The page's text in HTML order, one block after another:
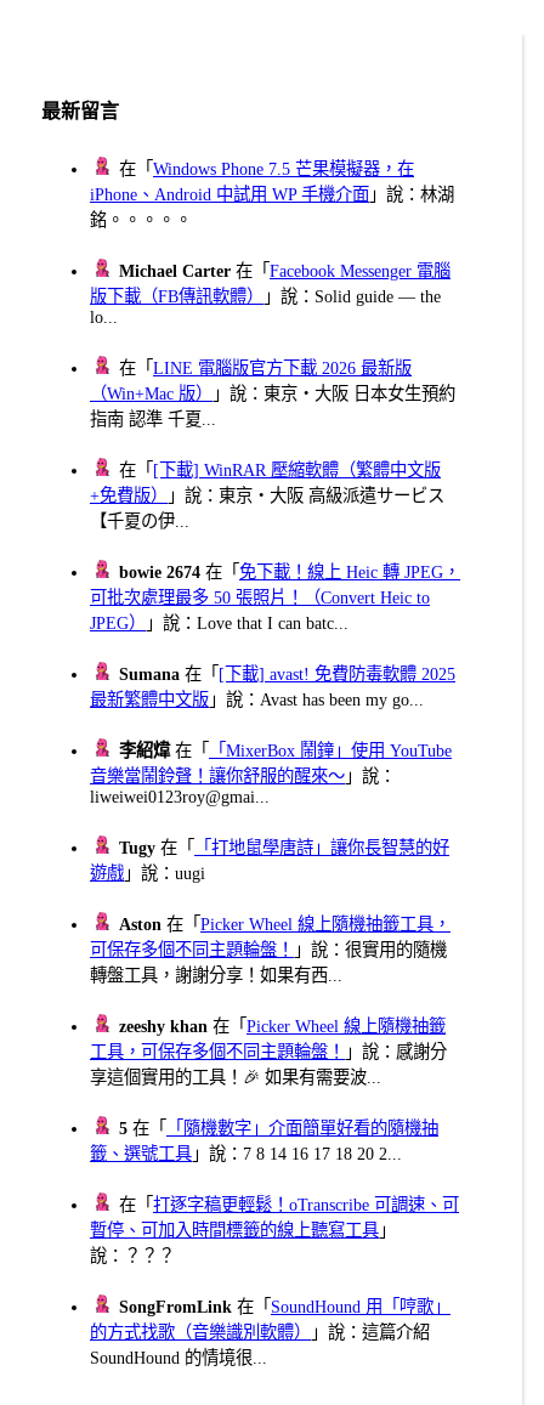
最新留言
在「Windows Phone 7.5 芒果模擬器，在
iPhone、Android 中試用 WP 手機介面 」說：林湖
銘。。。。。
Michael Carter 在「Facebook Messenger 電腦
版下載（FB傳訊軟體）
」說：Solid guide — the
lo...
在「LINE 電腦版官方下載 2026 最新版
（Win+Mac 版）
」說：東京・大阪 日本女生預約
指南 認準 千夏...
在「 [下載] WinRAR 壓縮軟體（繁體中文版
+免費版）
」說：東京・大阪 高級派遣サービス
【千夏の伊...
bowie 2674 在「免下載！線上 Heic 轉 JPEG，
可批次處理最多 50 張照片！（Convert Heic to
JPEG）
」說：Love that I can batc...
Sumana 在「 [下載] avast! 免費防毒軟體 2025
最新繁體中文版 」說：Avast has been my go...
李紹煒在「
「MixerBox 鬧鐘」使用 YouTube
音樂當鬧鈴聲！讓你舒服的醒來～ 」說：
liweiwei0123roy@gmai...
Tugy 在「
「打地鼠學唐詩」讓你長智慧的好
遊戲 」說：uugi
Aston 在「Picker Wheel 線上隨機抽籤工具，
可保存多個不同主題輪盤！
」說：很實用的隨機
轉盤工具，謝謝分享！如果有西...
zeeshy khan 在「Picker Wheel 線上隨機抽籤
工具，可保存多個不同主題輪盤！
」說：感謝分
享這個實用的工具！🎉 如果有需要波...
5 在「
「隨機數字」介面簡單好看的隨機抽
籤、選號工具 」說：7 8 14 16 17 18 20 2...
在「打逐字稿更輕鬆！oTranscribe 可調速、可
暫停、可加入時間標籤的線上聽寫工具 」
說：？？？
SongFromLink 在「 SoundHound 用「哼歌」
的方式找歌（音樂識別軟體）
」說：這篇介紹
SoundHound 的情境很...